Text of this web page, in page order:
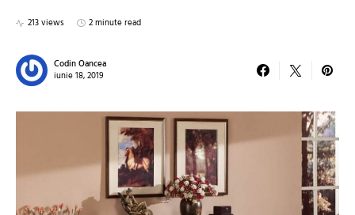
213 views 2 minute read
Codin Oancea
iunie 18, 2019